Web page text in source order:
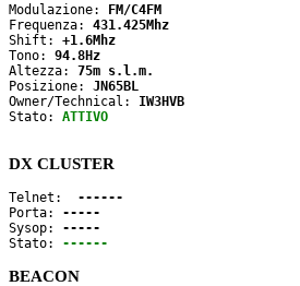
Modulazione: FM/C4FM
Frequenza: 431.425Mhz
Shift: +1.6Mhz
Tono: 94.8Hz
Altezza: 75m s.l.m.
Posizione: JN65BL
Owner/Technical: IW3HVB
Stato: ATTIVO
DX CLUSTER
Telnet:
------
Porta: -----
Sysop: -----
Stato: ------
BEACON